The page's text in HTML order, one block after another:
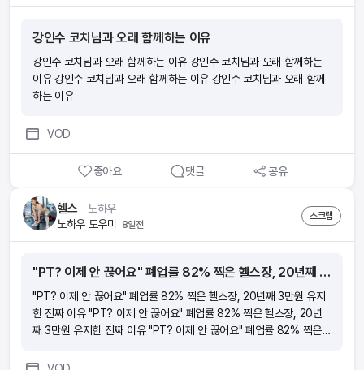
려요.(5)나도 모르게 보험전문지식이 향상되어 있어요. ■ 절차가 궁
3배의 수수료와 축하금 최대 60만원을 받을 수 있어요 [예시] 보험료
10만원 ■ 시험이 많이 어렵나요? 아니요! 하지만, 모의고사 문제와
답만 외우면 헷갈릴 수 있으니 보기 내용의 이해가 필요해요. (예) 모의
고사에서 ‘틀린 것’은? 으로 외웠는데, 실제 시험에서는 ‘맞는 것을 고
점수를 70점 이상 목표로 반복적으로 풀면서 점차 점수를 높여보세
전’탭에서 원하는 시험 일정에 맞춰 시험신청을 해보세요. 2. 시험일 2
~3주 전부터 동영상강의,모의고사, 요약정리를 반복해서 하루에 일정
시간을 정해두고 벼락치기로 집중도를 높여보세요. 모의고사는 최소 4
~5번 풀어 보시는 게 좋아요. 3. 시험 직전에는 실제 시험처럼 PDF파
일을 출력하여 모의고사를 풀어보는 것도 좋아요! 시험안내 문자도 꼼
격입니다!
강인수 코치님과 오래 함께하는 이유
강인수 코치님과 오래 함께하는 이유 강인수 코치님과 오래 함께하는
이유 강인수 코치님과 오래 함께하는 이유 강인수 코치님과 오래 함께
하는 이유
VOD
좋아요 댓글 공유
헬스 ᆞ 노하우
노하우 도우미 8일전
스크랩
"PT? 이제 안 끊어요" 폐업률 82% 찍은 헬스장, 20년째 3만원 유지한 진짜 이유
"PT? 이제 안 끊어요" 폐업률 82% 찍은 헬스장, 20년째 3만원 유지
한 진짜 이유 "PT? 이제 안 끊어요" 폐업률 82% 찍은 헬스장, 20년
째 3만원 유지한 진짜 이유 "PT? 이제 안 끊어요" 폐업률 82% 찍은
82% 찍은 헬스장, 20년째 3만원 유지한 진짜 이유